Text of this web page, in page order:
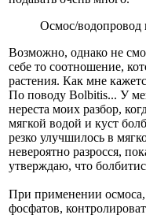
Осмос/водопровод
Возможно, однако не
себе то соотношение,
растения. Как мне
По поводу Bolbitis... У
нереста моих разбор,
мягкой водой и куст
резко улучшилось в
невероятно разросся,
утверждаю, что
При применении
фосфатов,